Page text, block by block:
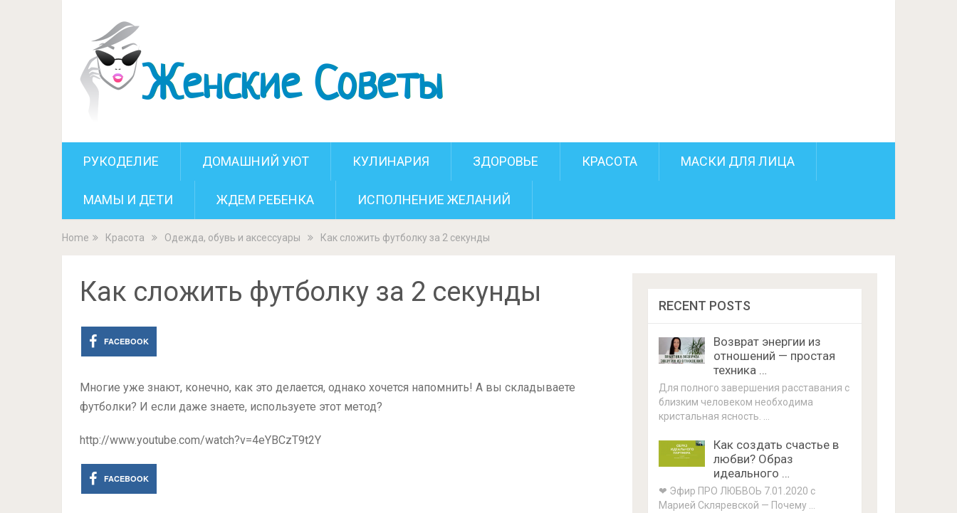
РУКОДЕЛИЕ ДОМАШНИЙ УЮТ КУЛИНАРИЯ ЗДОРОВЬЕ КРАСОТА МАСКИ ДЛЯ ЛИЦА
МАМЫ И ДЕТИ ЖДЕМ РЕБЕНКА ИСПОЛНЕНИЕ ЖЕЛАНИЙ
Home Красота Одежда, обувь и аксессуары Как сложить футболку за 2 секунды
Как сложить футболку за 2 секунды
FACEBOOK
Многие уже знают, конечно, как это делается, однако хочется напомнить! А вы складываете
футболки? И если даже знаете, используете этот метод?
http://www.youtube.com/watch?v=4eYBCzT9t2Y
FACEBOOK
RECENT POSTS
Возврат энергии из
отношений — простая
техника …
Для полного завершения расставания с
близким человеком необходима
кристальная ясность. …
Как создать счастье в
любви? Образ
идеального …
❤ Эфир ПРО ЛЮБВОЬ 7.01.2020 с
Марией Скляревской — Почему …